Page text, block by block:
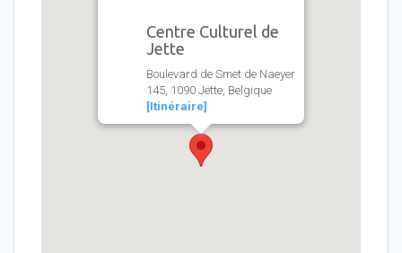
Centre Culturel de
Jette
Boulevard de Smet de Naeyer
145, 1090 Jette, Belgique
[Itinéraire]